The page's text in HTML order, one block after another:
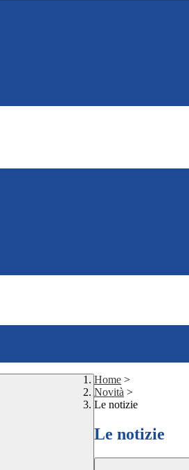
Home >
Novità >
Le notizie
Le notizie